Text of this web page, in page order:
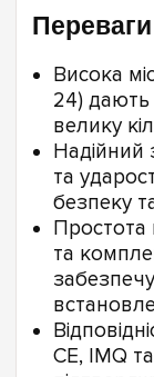
Переваги
Висока
24) дають
велику
Надійний
та
безпеку
Простота
та
CE, IMQ